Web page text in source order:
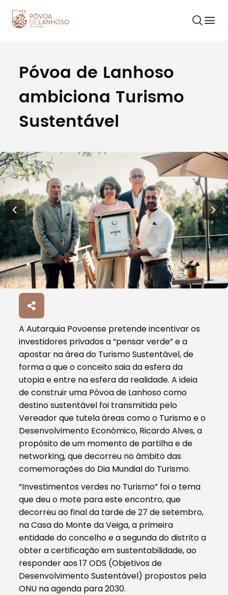
Procurar
Tipo de conteúdo
Filtros
Póvoa de Lanhoso
ambiciona Turismo
Sustentável
A Autarquia Povoense pretende incentivar os
investidores privados a “pensar verde” e a
apostar na área do Turismo Sustentável, de
forma a que o conceito saia da esfera da
utopia e entre na esfera da realidade. A ideia
de construir uma Póvoa de Lanhoso como
destino sustentável foi transmitida pelo
Vereador que tutela áreas como o Turismo e o
Desenvolvimento Económico, Ricardo Alves, a
propósito de um momento de partilha e de
networking, que decorreu no âmbito das
comemorações do Dia Mundial do Turismo.
“Investimentos verdes no Turismo” foi o tema
que deu o mote para este encontro, que
decorreu ao final da tarde de 27 de setembro,
na Casa do Monte da Veiga, a primeira
entidade do concelho e a segunda do distrito a
obter a certificação em sustentabilidade, ao
responder aos 17 ODS (Objetivos de
Desenvolvimento Sustentável) propostos pela
ONU na agenda para 2030.